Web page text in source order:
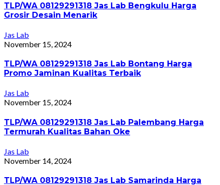
TLP/WA 08129291318 Jas Lab Bengkulu Harga
Grosir Desain Menarik
Jas Lab
November 15, 2024
TLP/WA 08129291318 Jas Lab Bontang Harga
Promo Jaminan Kualitas Terbaik
Jas Lab
November 15, 2024
TLP/WA 08129291318 Jas Lab Palembang Harga
Termurah Kualitas Bahan Oke
Jas Lab
November 14, 2024
TLP/WA 08129291318 Jas Lab Samarinda Harga